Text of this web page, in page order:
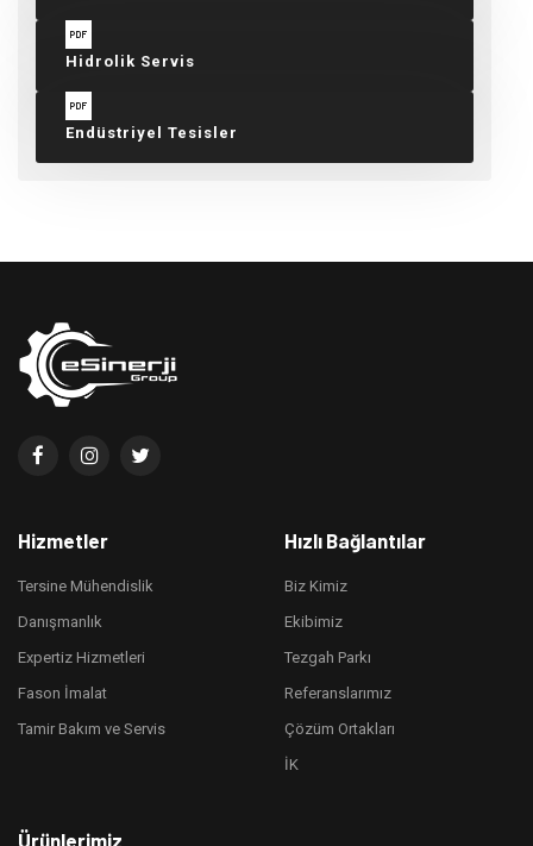
Hidrolik Servis
Endüstriyel Tesisler
Hizmetler
Tersine Mühendislik
Danışmanlık
Expertiz Hizmetleri
Fason İmalat
Tamir Bakım ve Servis
Hızlı Bağlantılar
Biz Kimiz
Ekibimiz
Tezgah Parkı
Referanslarımız
Çözüm Ortakları
İK
Ürünlerimiz